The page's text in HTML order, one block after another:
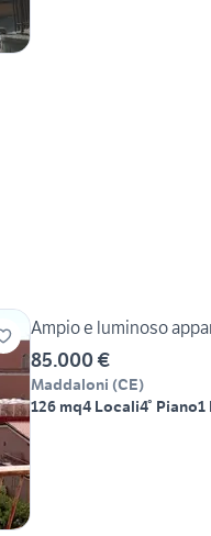
Ampio e luminoso
85.000 €
Maddaloni (CE)
126 mq4 Locali4° Piano1